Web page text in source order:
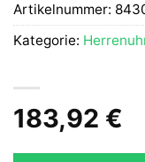
183,92 €
Artikelnummer:
Kategorie: